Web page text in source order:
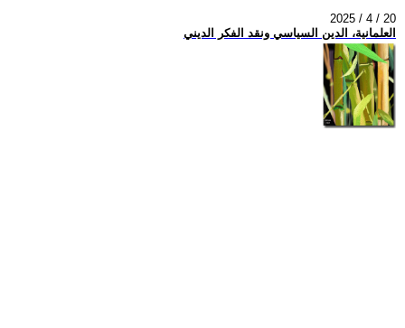
2025 / 4 / 20
العلمانية، الدين السياسي ونقد الفكر الديني